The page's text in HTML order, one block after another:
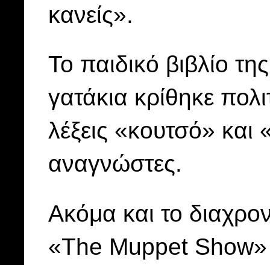
κανείς».
Το παιδικό βιβλίο
γατάκια κρίθηκε
λέξεις «κουτσό» και
αναγνώστες.
Ακόμα και το
«The Muppet Show»